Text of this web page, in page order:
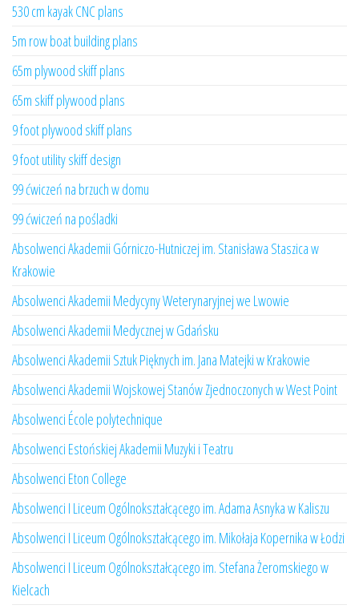
530 cm kayak CNC plans
5m row boat building plans
65m plywood skiff plans
65m skiff plywood plans
9 foot plywood skiff plans
9 foot utility skiff design
99 ćwiczeń na brzuch w domu
99 ćwiczeń na pośladki
Absolwenci Akademii Górniczo-Hutniczej im. Stanisława Staszica w
Krakowie
Absolwenci Akademii Medycyny Weterynaryjnej we Lwowie
Absolwenci Akademii Medycznej w Gdańsku
Absolwenci Akademii Sztuk Pięknych im. Jana Matejki w Krakowie
Absolwenci Akademii Wojskowej Stanów Zjednoczonych w West Point
Absolwenci École polytechnique
Absolwenci Estońskiej Akademii Muzyki i Teatru
Absolwenci Eton College
Absolwenci I Liceum Ogólnokształcącego im. Adama Asnyka w Kaliszu
Absolwenci I Liceum Ogólnokształcącego im. Mikołaja Kopernika w Łodzi
Absolwenci I Liceum Ogólnokształcącego im. Stefana Żeromskiego w
Kielcach